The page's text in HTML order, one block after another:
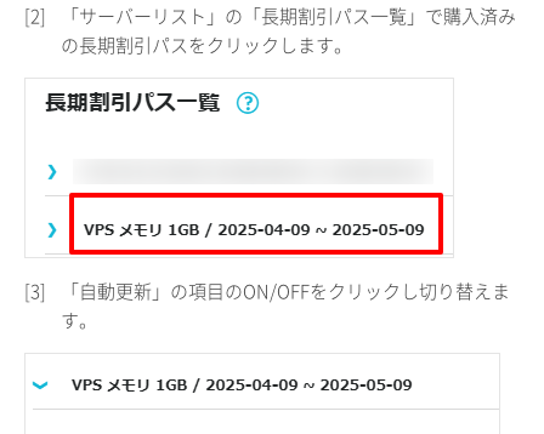
[2]
「サーバーリスト」の「長期割引パス一覧」で購入済み
の長期割引パスをクリックします。
[3]
「自動更新」の項目のON/OFFをクリックし切り替えま
す。